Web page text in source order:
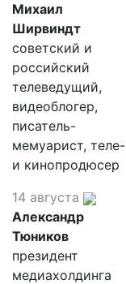
Михаил
Ширвиндт
советский и
российский
телеведущий,
видеоблогер,
писатель-
мемуарист, теле-
и кинопродюсер
14 августа
Александр
Тюников
президент
медиахолдинга